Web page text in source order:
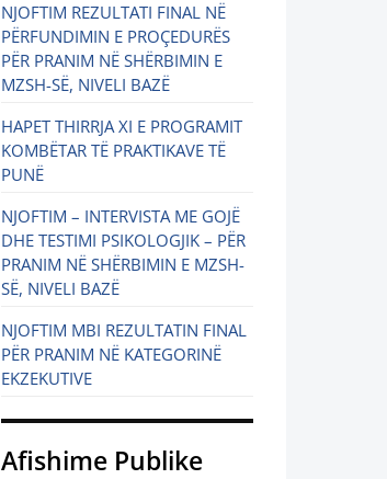
NJOFTIM REZULTATI FINAL NË
PËRFUNDIMIN E PROÇEDURËS
PËR PRANIM NË SHËRBIMIN E
MZSH-SË, NIVELI BAZË
HAPET THIRRJA XI E PROGRAMIT
KOMBËTAR TË PRAKTIKAVE TË
PUNË
NJOFTIM – INTERVISTA ME GOJË
DHE TESTIMI PSIKOLOGJIK – PËR
PRANIM NË SHËRBIMIN E MZSH-
SË, NIVELI BAZË
NJOFTIM MBI REZULTATIN FINAL
PËR PRANIM NË KATEGORINË
EKZEKUTIVE
Afishime Publike